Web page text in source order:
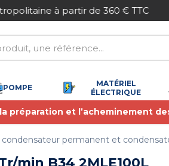
POMPE
MATÉRIEL
ÉLECTRIQUE
préparation et l’acheminement
condensateur permanent et
min B34 2MLE100L